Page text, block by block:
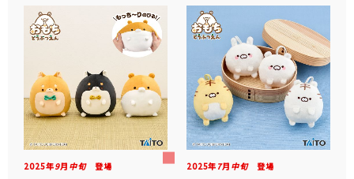
2025年9月 中旬登場 2025年 7月 中旬登場